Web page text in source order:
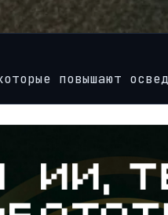
повышают